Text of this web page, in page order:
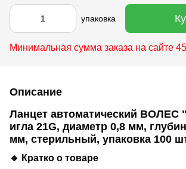
упаковка
Минимальная сумма заказа на сайте
Описание
Ланцет автоматический ВОЛЕС
игла 21G, диаметр 0,8 мм,
мм, стерильный, упаковка 100
🔹 Кратко о товаре